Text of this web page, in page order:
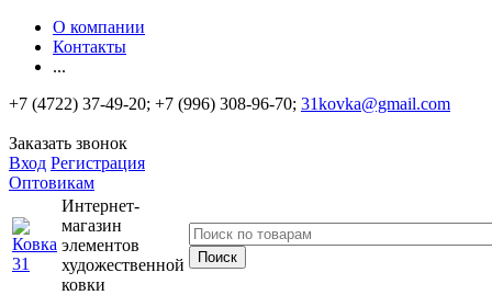
О компании
Контакты
...
+7 (4722) 37-49-20; +7 (996) 308-96-70; 31kovka@gmail.com
Заказать звонок
Вход Регистрация
Оптовикам
Интернет-
магазин
элементов
художественной
ковки